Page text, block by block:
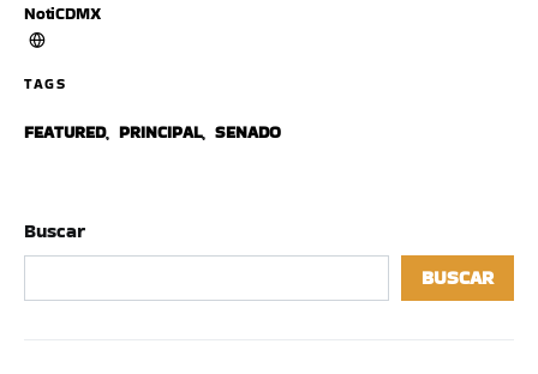
NotiCDMX
TAGS
FEATURED, PRINCIPAL, SENADO
Buscar
BUSCAR